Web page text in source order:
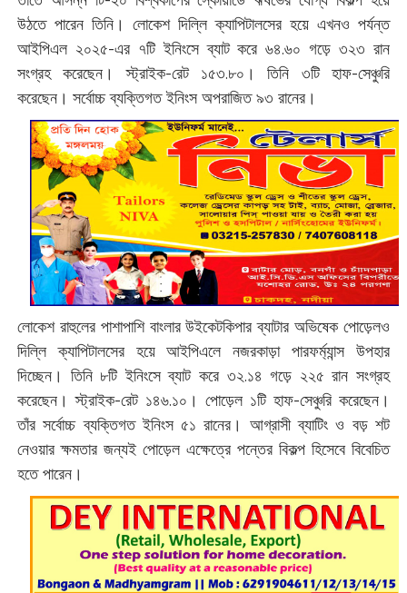
উঠতে পারেন তিনি। লোকেশ দিল্লি ক্যাপিটালসের হয়ে এখনও পর্যন্ত
আইপিএল ২০২৫-এর ৭টি ইনিংসে ব্যাট করে ৬৪.৬০ গড়ে ৩২৩ রান
সংগ্রহ করেছেন। স্ট্রাইক-রেট ১৫৩.৮০। তিনি ৩টি হাফ-সেঞ্চুরি
করেছেন। সর্বোচ্চ ব্যক্তিগত ইনিংস অপরাজিত ৯৩ রানের।
লোকেশ রাহুলের পাশাপাশি বাংলার উইকেটকিপার ব্যাটার অভিষেক পোড়েলও
দিল্লি ক্যাপিটালসের হয়ে আইপিএলে নজরকাড়া পারফর্ম্যান্স উপহার
দিচ্ছেন। তিনি ৮টি ইনিংসে ব্যাট করে ৩২.১৪ গড়ে ২২৫ রান সংগ্রহ
করেছেন। স্ট্রাইক-রেট ১৪৬.১০। পোড়েল ১টি হাফ-সেঞ্চুরি করেছেন।
তাঁর সর্বোচ্চ ব্যক্তিগত ইনিংস ৫১ রানের। আগ্রাসী ব্যাটিং ও বড় শট
নেওয়ার ক্ষমতার জন্যই পোড়েল এক্ষেত্রে পন্তের বিকল্প হিসেবে বিবেচিত
হতে পারেন।